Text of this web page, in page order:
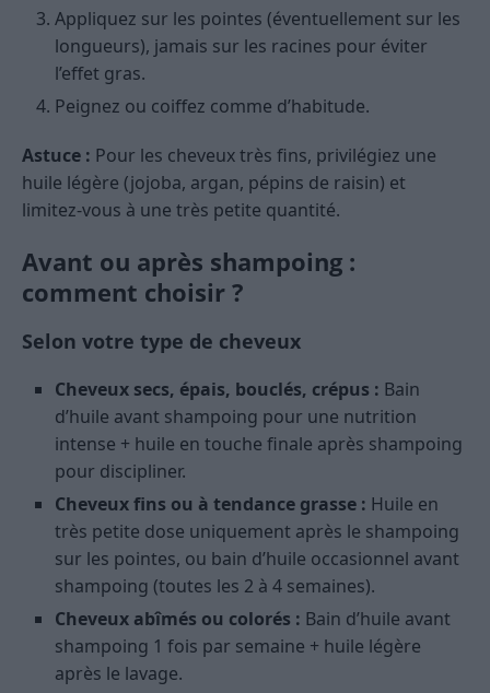
Appliquez sur les pointes (éventuellement sur les
longueurs), jamais sur les racines pour éviter
l’effet gras.
Peignez ou coiffez comme d’habitude.
Astuce : Pour les cheveux très fins, privilégiez une
huile légère (jojoba, argan, pépins de raisin) et
limitez-vous à une très petite quantité.
Avant ou après shampoing :
comment choisir ?
Selon votre type de cheveux
Cheveux secs, épais, bouclés, crépus : Bain
d’huile avant shampoing pour une nutrition
intense + huile en touche finale après shampoing
pour discipliner.
Cheveux fins ou à tendance grasse : Huile en
très petite dose uniquement après le shampoing
sur les pointes, ou bain d’huile occasionnel avant
shampoing (toutes les 2 à 4 semaines).
Cheveux abîmés ou colorés : Bain d’huile avant
shampoing 1 fois par semaine + huile légère
après le lavage.